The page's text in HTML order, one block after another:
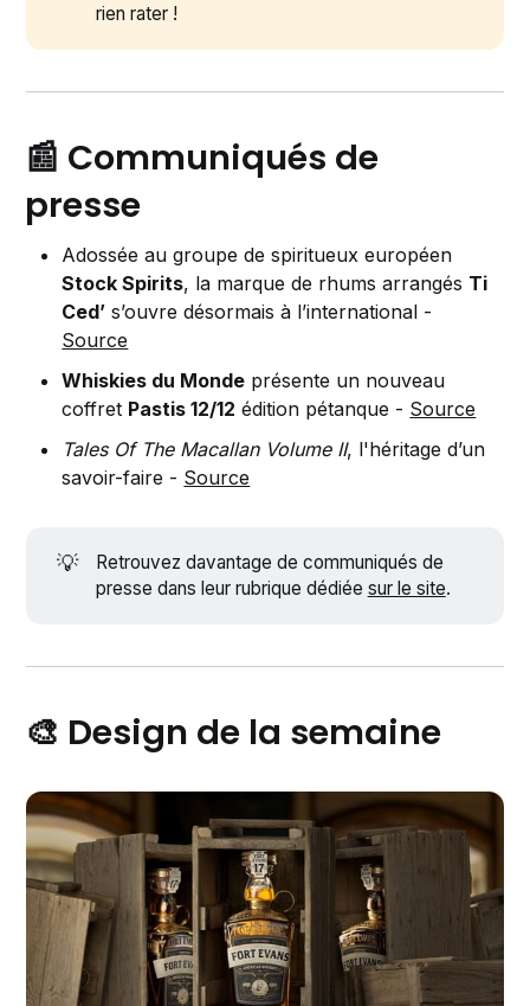
rien rater !
📰 Communiqués de
presse
Adossée au groupe de spiritueux européen
Stock Spirits, la marque de rhums arrangés Ti
Ced’ s’ouvre désormais à l’international -
Source
Whiskies du Monde présente un nouveau
coffret Pastis 12/12 édition pétanque - Source
Tales Of The Macallan Volume II, l'héritage d’un
savoir-faire - Source
💡
Retrouvez davantage de communiqués de
presse dans leur rubrique dédiée sur le site.
🎨 Design de la semaine